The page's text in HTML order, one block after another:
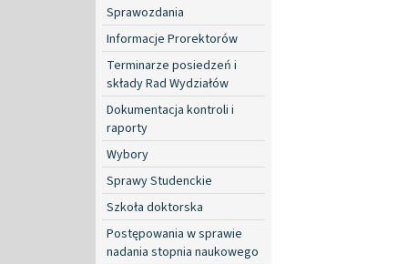
Sprawozdania
Informacje Prorektorów
Terminarze posiedzeń i
składy Rad Wydziałów
Dokumentacja kontroli i
raporty
Wybory
Sprawy Studenckie
Szkoła doktorska
Postępowania w sprawie
nadania stopnia naukowego